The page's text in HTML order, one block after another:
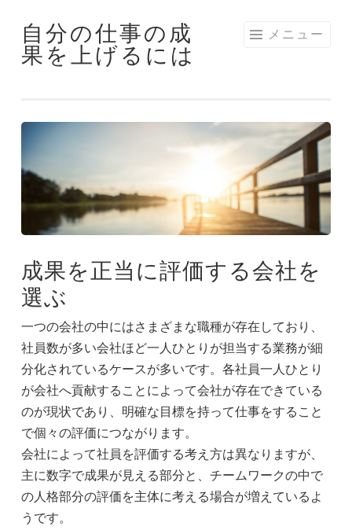
コ
ン
ス
キ
ッ
自分の仕事の成
果を上げるには
メニュー
成果を正当に評価する会社を
選ぶ
一つの会社の中にはさまざまな職種が存在しており、
社員数が多い会社ほど一人ひとりが担当する業務が細
分化されているケースが多いです。各社員一人ひとり
が会社へ貢献することによって会社が存在できている
のが現状であり、明確な目標を持って仕事をすること
で個々の評価につながります。
会社によって社員を評価する考え方は異なりますが、
主に数字で成果が見える部分と、チームワークの中で
の人格部分の評価を主体に考える場合が増えているよ
うです。